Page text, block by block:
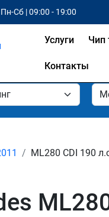
Пн-Сб | 09:00 - 19:00
Услуги Чип
Контакты
ML280 CDI 190